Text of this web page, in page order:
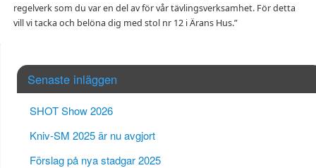
regelverk som du var en del av för vår tävlingsverksamhet. För detta
vill vi tacka och belöna dig med stol nr 12 i Ärans Hus.”
Senaste inläggen
SHOT Show 2026
Kniv-SM 2025 är nu avgjort
Förslag på nya stadgar 2025